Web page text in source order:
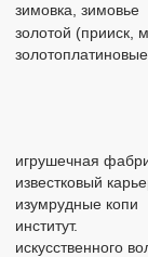
зимовка, зимовье
золотой (прииск,
игрушечная
известковый
изумрудные копи
институт.
искусственного